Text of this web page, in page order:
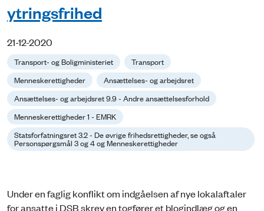
ytringsfrihed
21-12-2020
Transport- og Boligministeriet
Transport
Menneskerettigheder
Ansættelses- og arbejdsret
Ansættelses- og arbejdsret 9.9 - Andre ansættelsesforhold
Menneskerettigheder 1 - EMRK
Statsforfatningsret 3.2 - De øvrige frihedsrettigheder, se også
Personspørgsmål 3 og 4 og Menneskerettigheder
Under en faglig konflikt om indgåelsen af nye lokalaftaler
for ansatte i DSB skrev en togfører et blogindlæg og en